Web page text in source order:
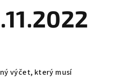
výčet, který musí